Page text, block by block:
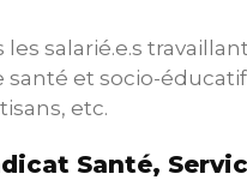
salarié.e.s
et socio-
etc.
Santé,